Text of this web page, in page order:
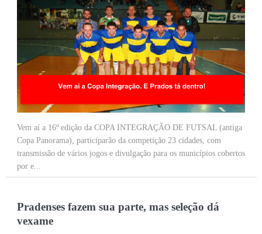
Vem aí a 16º edição da COPA INTEGRAÇÃO DE FUTSAL (antiga
Copa Panorama), participarão da competição 23 cidades, com
transmissão de vários jogos e divulgação para os municípios cobertos
por e...
Pradenses fazem sua parte, mas seleção dá
vexame